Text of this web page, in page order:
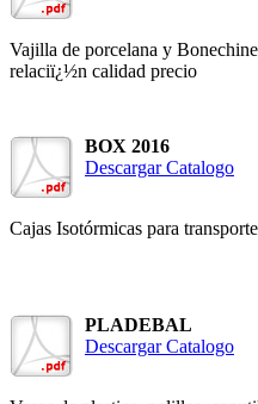
Vajilla de porcelana y
relaciï¿½n calidad precio
BOX 2016
Descargar Catalogo
Cajas Isotórmicas para
PLADEBAL
Descargar Catalogo